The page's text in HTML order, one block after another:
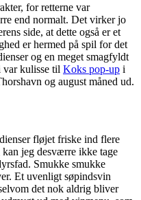
for retterne var
end normalt. Det virker jo
side, at dette også er et
er hermed på spil for det
og en meget smagfyldt
kulisse til Koks pop-up i
og august måned ud.
fløjet friske ind flere
jeg desværre ikke tage
Smukke smukke
Et uvenligt søpindsvin
det nok aldrig bliver